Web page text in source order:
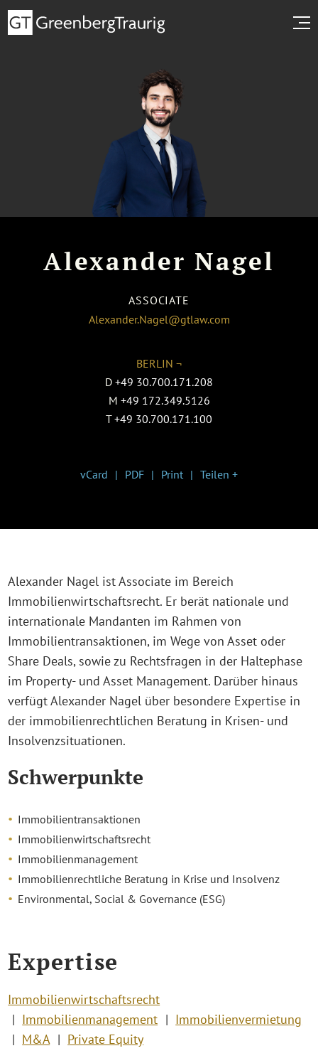
Alexander Nagel
ASSOCIATE
Alexander.Nagel@gtlaw.com
BERLIN ¬
D +49 30.700.171.208
M +49 172.349.5126
T +49 30.700.171.100
vCard PDF Print Teilen +
Alexander Nagel ist Associate im Bereich
Immobilienwirtschaftsrecht. Er berät nationale und
internationale Mandanten im Rahmen von
Immobilientransaktionen, im Wege von Asset oder
Share Deals, sowie zu Rechtsfragen in der Haltephase
im Property- und Asset Management. Darüber hinaus
verfügt Alexander Nagel über besondere Expertise in
der immobilienrechtlichen Beratung in Krisen- und
Insolvenzsituationen.
Schwerpunkte
Immobilientransaktionen
Immobilienwirtschaftsrecht
Immobilienmanagement
Immobilienrechtliche Beratung in Krise und Insolvenz
Environmental, Social & Governance (ESG)
Expertise
Immobilienwirtschaftsrecht
Immobilienmanagement
Immobilienvermietung
M&A
Private Equity